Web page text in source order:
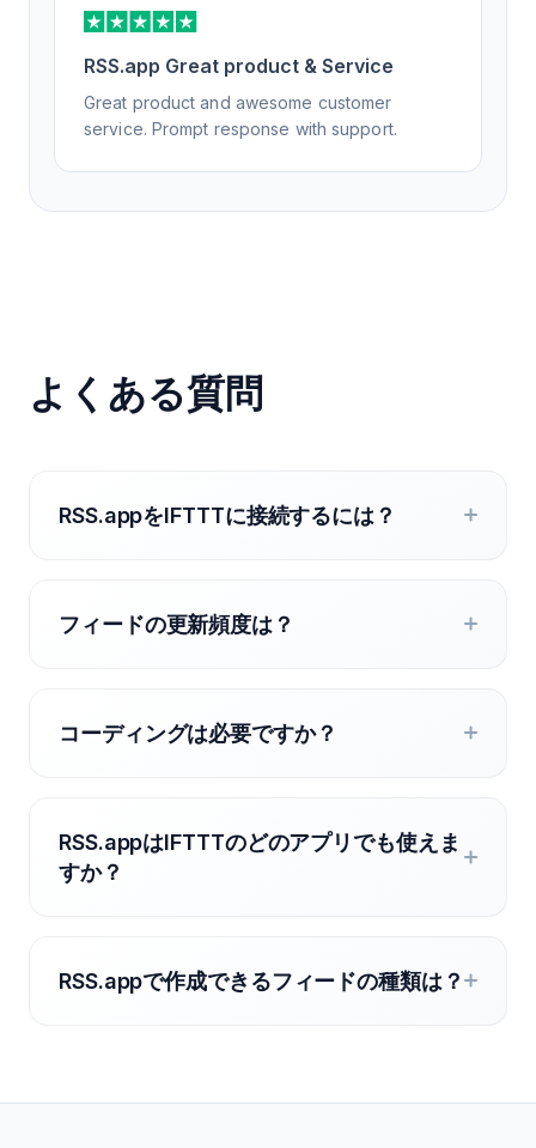
RSS.app Great product & Service
Great product and awesome customer
service. Prompt response with support.
よくある質問
RSS.appをIFTTTに接続するには？
フィードの更新頻度は？
コーディングは必要ですか？
RSS.appはIFTTTのどのアプリでも使えま
すか？
RSS.appで作成できるフィードの種類は？